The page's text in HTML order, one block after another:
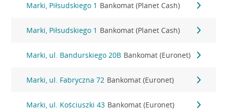
Marki, Piłsudskiego 1 Bankomat (Planet Cash)
Marki, Piłsudskiego 1 Bankomat (Planet Cash)
Marki, ul. Bandurskiego 20B Bankomat (Euronet)
Marki, ul. Fabryczna 72 Bankomat (Euronet)
Marki, ul. Kościuszki 43 Bankomat (Euronet)